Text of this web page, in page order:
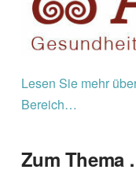
Lesen Sie mehr
Bereich…
Zum Thema